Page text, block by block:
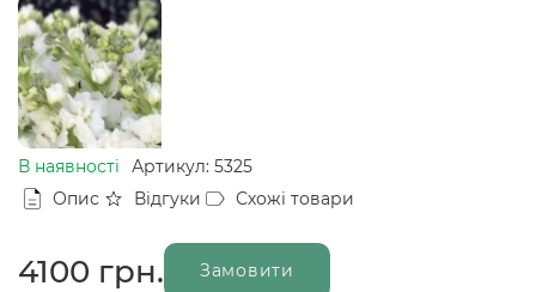
В наявності
Артикул: 5325
Опис
Відгуки Схожі товари
4100 грн. Замовити